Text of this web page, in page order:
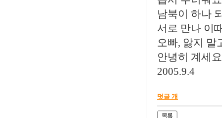
남북이 하나
서로 만나 이
오빠, 앓지 말
안녕히 계세
2005.9.4
덧글 개